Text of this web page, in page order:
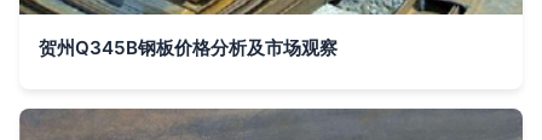
贺州Q345B钢板价格分析及市场观察